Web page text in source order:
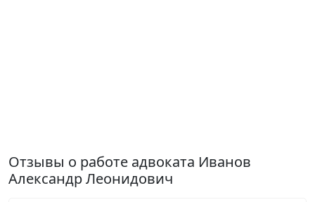
Отзывы о работе адвоката Иванов
Александр Леонидович